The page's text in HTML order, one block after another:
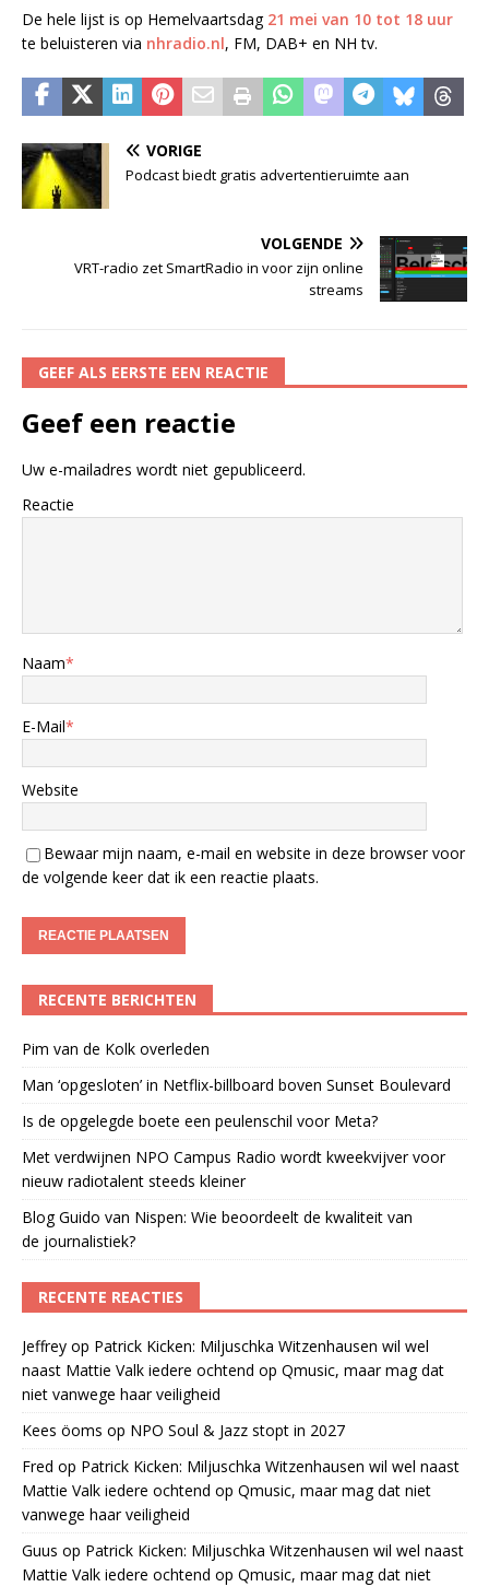
De hele lijst is op Hemelvaartsdag 21 mei van 10 tot 18 uur
te beluisteren via nhradio.nl, FM, DAB+ en NH tv.
VORIGE
Podcast biedt gratis advertentieruimte aan
VOLGENDE
VRT-radio zet SmartRadio in voor zijn online
streams
GEEF ALS EERSTE EEN REACTIE
Geef een reactie
Uw e-mailadres wordt niet gepubliceerd.
Reactie
Naam*
E-Mail*
Website
Bewaar mijn naam, e-mail en website in deze browser voor
de volgende keer dat ik een reactie plaats.
RECENTE BERICHTEN
Pim van de Kolk overleden
Man ‘opgesloten’ in Netflix-billboard boven Sunset Boulevard
Is de opgelegde boete een peulenschil voor Meta?
Met verdwijnen NPO Campus Radio wordt kweekvijver voor
nieuw radiotalent steeds kleiner
Blog Guido van Nispen: Wie beoordeelt de kwaliteit van
de journalistiek?
RECENTE REACTIES
Jeffrey op Patrick Kicken: Miljuschka Witzenhausen wil wel
naast Mattie Valk iedere ochtend op Qmusic, maar mag dat
niet vanwege haar veiligheid
Kees öoms op NPO Soul & Jazz stopt in 2027
Fred op Patrick Kicken: Miljuschka Witzenhausen wil wel naast
Mattie Valk iedere ochtend op Qmusic, maar mag dat niet
vanwege haar veiligheid
Guus op Patrick Kicken: Miljuschka Witzenhausen wil wel naast
Mattie Valk iedere ochtend op Qmusic, maar mag dat niet